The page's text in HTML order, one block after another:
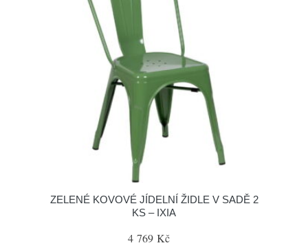
ZELENÉ KOVOVÉ JÍDELNÍ ŽIDLE V SADĚ 2
KS – IXIA
4 769 Kč